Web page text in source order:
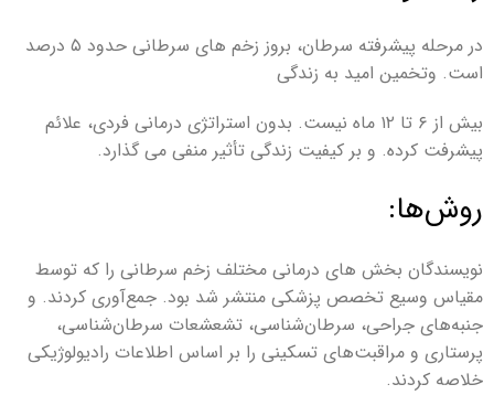
در مرحله پیشرفته سرطان، بروز زخم های سرطانی حدود ۵ درصد
است. وتخمین امید به زندگی
بیش از ۶ تا ۱۲ ماه نیست. بدون استراتژی درمانی فردی، علائم
پیشرفت کرده. و بر کیفیت زندگی تأثیر منفی می گذارد.
روش‌ها:
نویسندگان بخش های درمانی مختلف زخم سرطانی را که توسط
مقیاس وسیع تخصص پزشکی منتشر شد بود. جمع‌آوری کردند. و
جنبه‌های جراحی، سرطان‌شناسی، تشعشعات سرطان‌شناسی،
پرستاری و مراقبت‌های تسکینی را بر اساس اطلاعات رادیولوژیکی
خلاصه کردند.